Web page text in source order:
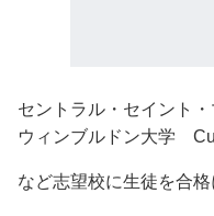
セントラル・セイント
ウィンブルドン大学
など志望校に生徒を合格